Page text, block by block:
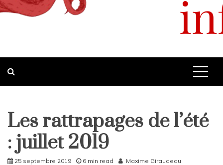
Pop-Up
Home
Les rattrapages de l’été
: juillet 2019
25 septembre 2019 6 min read Maxime Giraudeau